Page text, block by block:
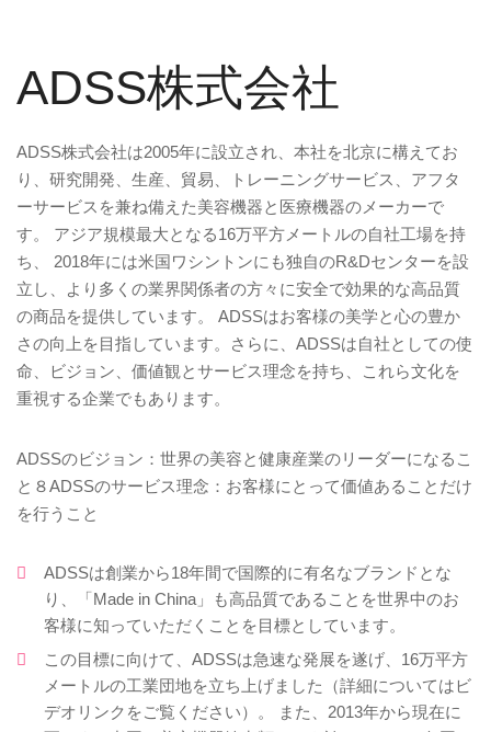
ADSS株式会社
ADSS株式会社は2005年に設立され、本社を北京に構えてお
り、研究開発、生産、貿易、トレーニングサービス、アフタ
ーサービスを兼ね備えた美容機器と医療機器のメーカーで
す。 アジア規模最大となる16万平方メートルの自社工場を持
ち、 2018年には米国ワシントンにも独自のR&Dセンターを設
立し、より多くの業界関係者の方々に安全で効果的な高品質
の商品を提供しています。 ADSSはお客様の美学と心の豊か
さの向上を目指しています。さらに、ADSSは自社としての使
命、ビジョン、価値観とサービス理念を持ち、これら文化を
重視する企業でもあります。
ADSSのビジョン：世界の美容と健康産業のリーダーになるこ
と８ADSSのサービス理念：お客様にとって価値あることだけ
を行うこと
ADSSは創業から18年間で国際的に有名なブランドとな
り、「Made in China」も高品質であることを世界中のお
客様に知っていただくことを目標としています。
この目標に向けて、ADSSは急速な発展を遂げ、16万平方
メートルの工業団地を立ち上げました（詳細についてはビ
デオリンクをご覧ください）。 また、2013年から現在に